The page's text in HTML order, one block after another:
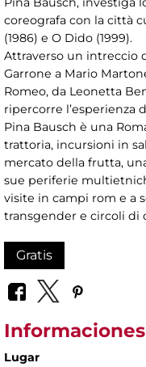
coreografa con la città
(1986) e O Dido (1999).
Attraverso un intreccio
Garrone a Mario
Romeo, da Leonetta
ripercorre l’esperienza
Pina Bausch è una
trattoria, incursioni in
mercato della frutta,
sue periferie
visite in campi rom e a
transgender e circoli di
Gratis
Informaciones
Lugar